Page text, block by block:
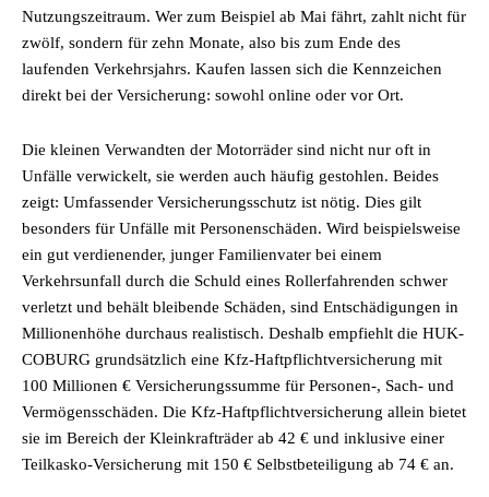
Nutzungszeitraum. Wer zum Beispiel ab Mai fährt, zahlt nicht für
zwölf, sondern für zehn Monate, also bis zum Ende des
laufenden Verkehrsjahrs. Kaufen lassen sich die Kennzeichen
direkt bei der Versicherung: sowohl online oder vor Ort.
Die kleinen Verwandten der Motorräder sind nicht nur oft in
Unfälle verwickelt, sie werden auch häufig gestohlen. Beides
zeigt: Umfassender Versicherungsschutz ist nötig. Dies gilt
besonders für Unfälle mit Personenschäden. Wird beispielsweise
ein gut verdienender, junger Familienvater bei einem
Verkehrsunfall durch die Schuld eines Rollerfahrenden schwer
verletzt und behält bleibende Schäden, sind Entschädigungen in
Millionenhöhe durchaus realistisch. Deshalb empfiehlt die HUK-
COBURG grundsätzlich eine Kfz-Haftpflichtversicherung mit
100 Millionen € Versicherungssumme für Personen-, Sach- und
Vermögensschäden. Die Kfz-Haftpflichtversicherung allein bietet
sie im Bereich der Kleinkrafträder ab 42 € und inklusive einer
Teilkasko-Versicherung mit 150 € Selbstbeteiligung ab 74 € an.